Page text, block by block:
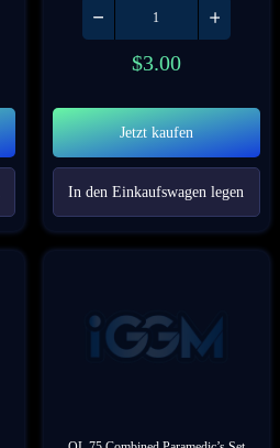
$3.00
Jetzt kaufen
In den Einkaufswagen legen